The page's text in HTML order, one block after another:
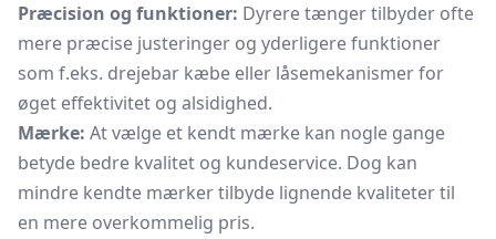
Præcision og funktioner: Dyrere tænger tilbyder ofte
mere præcise justeringer og yderligere funktioner
som f.eks. drejebar kæbe eller låsemekanismer for
øget effektivitet og alsidighed.
Mærke: At vælge et kendt mærke kan nogle gange
betyde bedre kvalitet og kundeservice. Dog kan
mindre kendte mærker tilbyde lignende kvaliteter til
en mere overkommelig pris.